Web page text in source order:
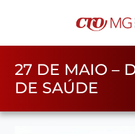
27 DE MAIO –
DE SAÚDE